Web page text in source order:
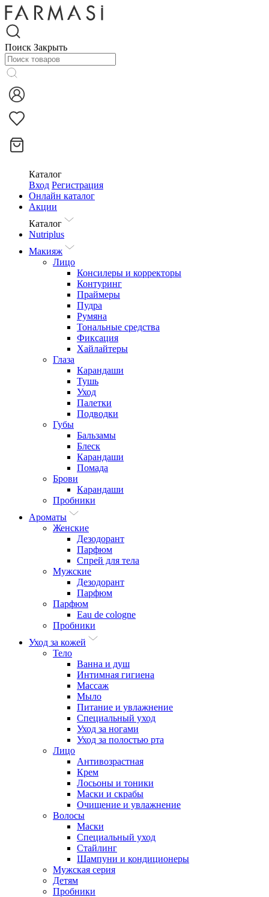
Поиск Закрыть
Каталог
Вход Регистрация
Онлайн каталог
Акции
Каталог
Nutriplus
Макияж
Лицо
Консилеры и корректоры
Контуринг
Праймеры
Пудра
Румяна
Тональные средства
Фиксация
Хайлайтеры
Глаза
Карандаши
Тушь
Уход
Палетки
Подводки
Губы
Бальзамы
Блеск
Карандаши
Помада
Брови
Карандаши
Пробники
Ароматы
Женские
Дезодорант
Парфюм
Спрей для тела
Мужские
Дезодорант
Парфюм
Парфюм
Eau de cologne
Пробники
Уход за кожей
Тело
Ванна и душ
Интимная гигиена
Массаж
Мыло
Питание и увлажнение
Специальный уход
Уход за ногами
Уход за полостью рта
Лицо
Антивозрастная
Крем
Лосьоны и тоники
Маски и скрабы
Очищение и увлажнение
Волосы
Маски
Специальный уход
Стайлинг
Шампуни и кондиционеры
Мужская серия
Детям
Пробники